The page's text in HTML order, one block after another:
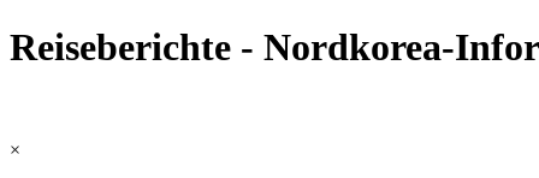
Reiseberichte - Nordkorea-
×